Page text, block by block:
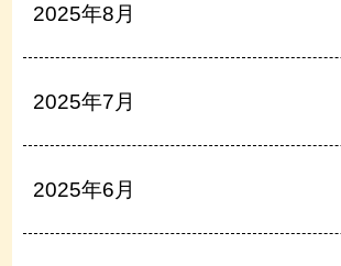
2025年8月
2025年7月
2025年6月